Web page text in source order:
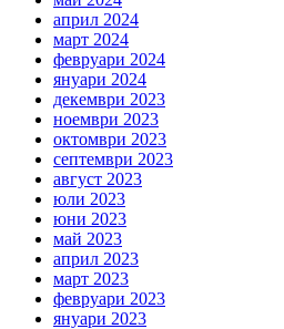
април 2024
март 2024
февруари 2024
януари 2024
декември 2023
ноември 2023
октомври 2023
септември 2023
август 2023
юли 2023
юни 2023
май 2023
април 2023
март 2023
февруари 2023
януари 2023